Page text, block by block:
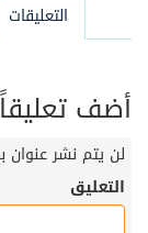
التعليقات
أضف تعليقاً
لن يتم نشر عنوان
التعليق